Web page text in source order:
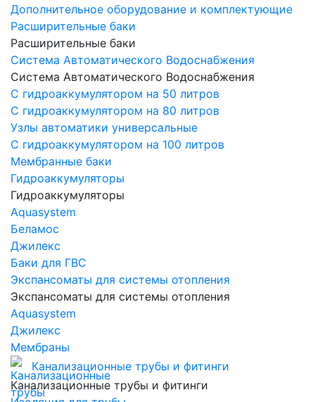
Дополнительное оборудование и комплектующие
Расширительные баки
Расширительные баки
Система Автоматического Водоснабжения
Система Автоматического Водоснабжения
С гидроаккумулятором на 50 литров
С гидроаккумулятором на 80 литров
Узлы автоматики универсальные
С гидроаккумулятором на 100 литров
Мембранные баки
Гидроаккумуляторы
Гидроаккумуляторы
Aquasystem
Беламос
Джилекс
Баки для ГВС
Экспансоматы для системы отопления
Экспансоматы для системы отопления
Aquasystem
Джилекс
Мембраны
Канализационные трубы и фитинги
Канализационные трубы и фитинги